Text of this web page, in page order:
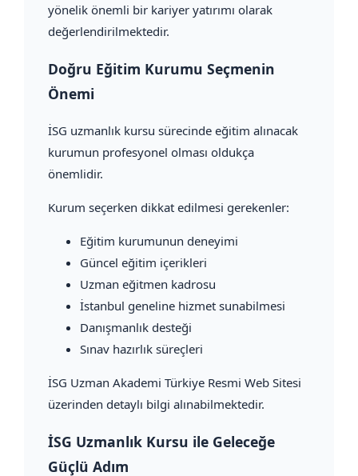
yönelik önemli bir kariyer yatırımı olarak
değerlendirilmektedir.
Doğru Eğitim Kurumu Seçmenin
Önemi
İSG uzmanlık kursu sürecinde eğitim alınacak
kurumun profesyonel olması oldukça
önemlidir.
Kurum seçerken dikkat edilmesi gerekenler:
Eğitim kurumunun deneyimi
Güncel eğitim içerikleri
Uzman eğitmen kadrosu
İstanbul geneline hizmet sunabilmesi
Danışmanlık desteği
Sınav hazırlık süreçleri
İSG Uzman Akademi Türkiye Resmi Web Sitesi
üzerinden detaylı bilgi alınabilmektedir.
İSG Uzmanlık Kursu ile Geleceğe
Güçlü Adım